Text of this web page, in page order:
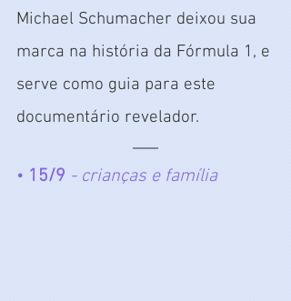
Michael Schumacher deixou sua
marca na história da Fórmula 1, e
serve como guia para este
documentário revelador.
• 15/9 - crianças e família